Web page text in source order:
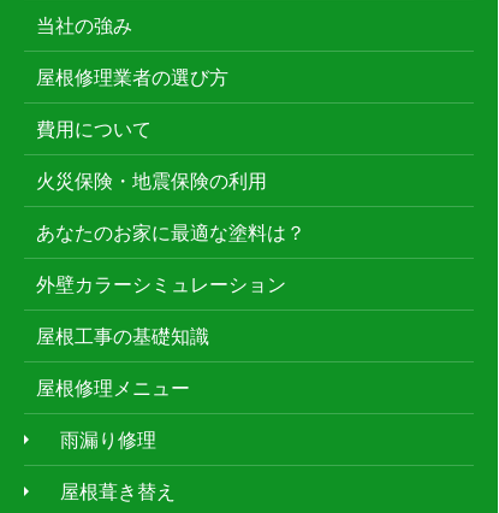
当社の強み
屋根修理業者の選び方
費用について
火災保険・地震保険の利用
あなたのお家に最適な塗料は？
外壁カラーシミュレーション
屋根工事の基礎知識
屋根修理メニュー
雨漏り修理
屋根葺き替え